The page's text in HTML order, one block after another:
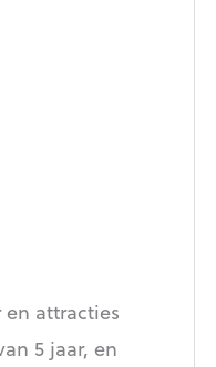
attracties
5 jaar, en